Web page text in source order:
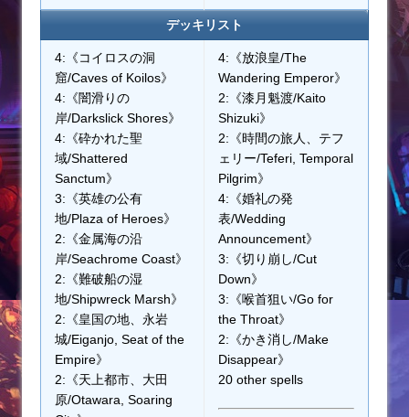
デッキリスト
4:《コイロスの洞
窟/Caves of Koilos》
4:《闇滑りの
岸/Darkslick Shores》
4:《砕かれた聖
域/Shattered
Sanctum》
3:《英雄の公有
地/Plaza of Heroes》
2:《金属海の沿
岸/Seachrome Coast》
2:《難破船の湿
地/Shipwreck Marsh》
2:《皇国の地、永岩
城/Eiganjo, Seat of the
Empire》
2:《天上都市、大田
原/Otawara, Soaring
4:《放浪皇/The
Wandering Emperor》
2:《漆月魁渡/Kaito
Shizuki》
2:《時間の旅人、テフ
ェリー/Teferi, Temporal
Pilgrim》
4:《婚礼の発
表/Wedding
Announcement》
3:《切り崩し/Cut
Down》
3:《喉首狙い/Go for
the Throat》
2:《かき消し/Make
Disappear》
20 other spells